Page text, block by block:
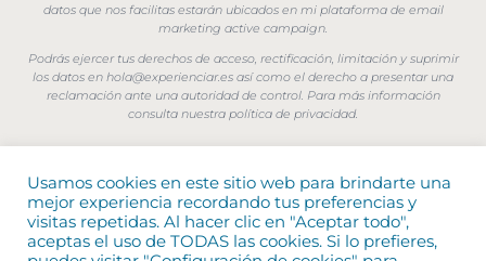
datos que nos facilitas estarán ubicados en mi plataforma de email
marketing active campaign.
Podrás ejercer tus derechos de acceso, rectificación, limitación y suprimir
los datos en hola@experienciar.es así como el derecho a presentar una
reclamación ante una autoridad de control. Para más información
consulta nuestra política de privacidad.
[/db_pb_menu]
Usamos cookies en este sitio web para brindarte una
mejor experiencia recordando tus preferencias y
visitas repetidas. Al hacer clic en "Aceptar todo",
aceptas el uso de TODAS las cookies. Si lo prefieres,